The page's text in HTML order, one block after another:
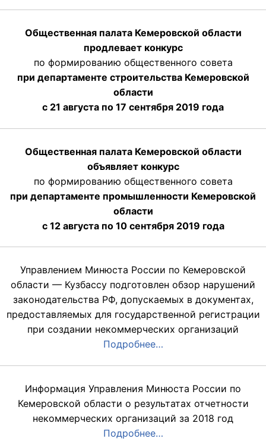
Общественная палата Кемеровской области
продлевает конкурс
по формированию общественного совета
при департаменте строительства Кемеровской
области
с 21 августа по 17 сентября 2019 года
Общественная палата Кемеровской области
объявляет конкурс
по формированию общественного совета
при департаменте промышленности Кемеровской
области
с 12 августа по 10 сентября 2019 года
Управлением Минюста России по Кемеровской
области — Кузбассу подготовлен обзор нарушений
законодательства РФ, допускаемых в документах,
предоставляемых для государственной регистрации
при создании некоммерческих организаций
Подробнее…
Информация Управления Минюста России по
Кемеровской области о результатах отчетности
некоммерческих организаций за 2018 год
Подробнее…